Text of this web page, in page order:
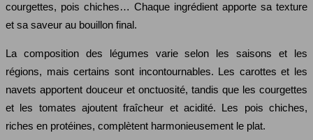
courgettes, pois chiches… Chaque ingrédient apporte sa texture
et sa saveur au bouillon final.
La composition des légumes varie selon les saisons et les
régions, mais certains sont incontournables. Les carottes et les
navets apportent douceur et onctuosité, tandis que les courgettes
et les tomates ajoutent fraîcheur et acidité. Les pois chiches,
riches en protéines, complètent harmonieusement le plat.